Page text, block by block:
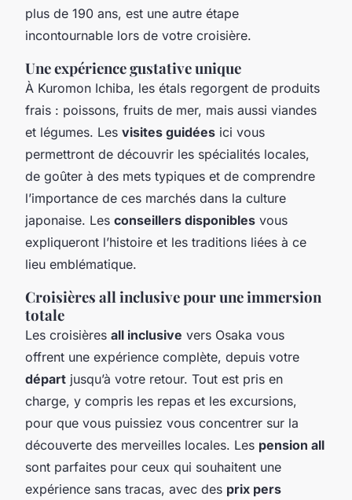
plus de 190 ans, est une autre étape
incontournable lors de votre croisière.
Une expérience gustative unique
À Kuromon Ichiba, les étals regorgent de produits
frais : poissons, fruits de mer, mais aussi viandes
et légumes. Les visites guidées ici vous
permettront de découvrir les spécialités locales,
de goûter à des mets typiques et de comprendre
l’importance de ces marchés dans la culture
japonaise. Les conseillers disponibles vous
expliqueront l’histoire et les traditions liées à ce
lieu emblématique.
Croisières all inclusive pour une immersion
totale
Les croisières all inclusive vers Osaka vous
offrent une expérience complète, depuis votre
départ jusqu’à votre retour. Tout est pris en
charge, y compris les repas et les excursions,
pour que vous puissiez vous concentrer sur la
découverte des merveilles locales. Les pension all
sont parfaites pour ceux qui souhaitent une
expérience sans tracas, avec des prix pers